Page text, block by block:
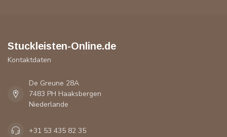
Stuckleisten-Online.de
Kontaktdaten
De Greune 28A
7483 PH Haaksbergen
Niederlande
+31 53 435 82 35